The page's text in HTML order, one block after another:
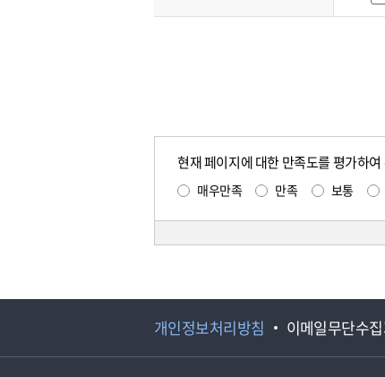
현재 페이지에 대한 만족도를 평가하
매우만족 만족 보통
개인정보처리방침 이메일무단수